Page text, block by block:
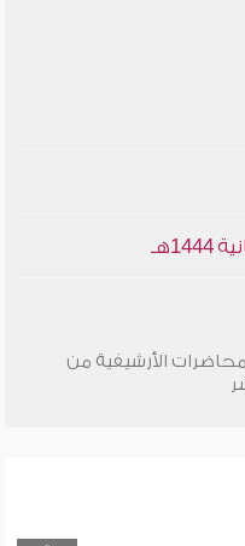
الأرشيفية من